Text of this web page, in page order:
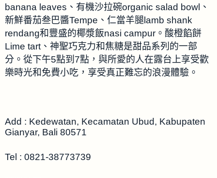
banana leaves、有機沙拉碗organic salad bowl、
新鮮番茄叁巴醬Tempe、仁當羊腿lamb shank
rendang和豐盛的椰漿飯nasi campur。酸橙餡餅
Lime tart、神聖巧克力和焦糖是甜品系列的一部
分。從下午5點到7點，與所愛的人在露台上享受歡
樂時光和免費小吃，享受真正難忘的浪漫體驗。
Add : Kedewatan, Kecamatan Ubud, Kabupaten
Gianyar, Bali 80571
Tel : 0821-38773739